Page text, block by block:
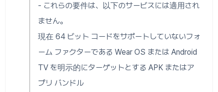
- これらの要件は、以下のサービスには適用され
ません。
現在 64 ビット コードをサポートしていないフォ
ーム ファクターである Wear OS または Android
TV を明示的にターゲットとする APK またはア
プリ バンドル